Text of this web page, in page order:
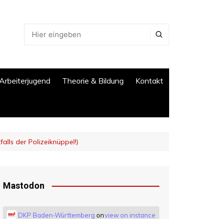
Theorie & Bildung Kontakt
der Polizeiknüppel!)
Mastodon
view on instance
DKP Baden-Württemberg on